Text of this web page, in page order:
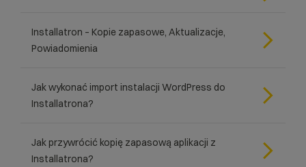
Installatron – Kopie zapasowe, Aktualizacje,
Powiadomienia
Jak wykonać import instalacji WordPress do
Installatrona?
Jak przywrócić kopię zapasową aplikacji z
Installatrona?